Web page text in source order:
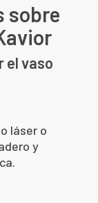
sobre
el vaso
láser o
y